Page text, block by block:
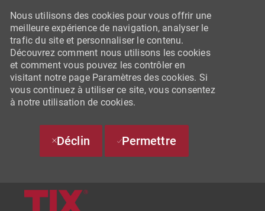
SKIP TO MAIN CONTENT
Nous utilisons des cookies pour vous offrir une
meilleure expérience de navigation, analyser le
trafic du site et personnaliser le contenu.
Découvrez comment nous utilisons les cookies
et comment vous pouvez les contrôler en
visitant notre page Paramètres des cookies. Si
vous continuez à utiliser ce site, vous consentez
à notre utilisation de cookies.
Déclin Permettre